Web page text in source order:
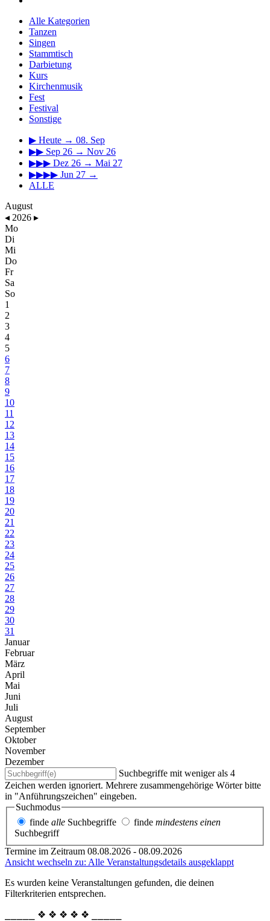
Alle Kategorien
Tanzen
Singen
Stammtisch
Darbietung
Kurs
Kirchenmusik
Fest
Festival
Sonstige
▶ Heute → 08. Sep
▶▶ Sep 26 → Nov 26
▶▶▶ Dez 26 → Mai 27
▶▶▶▶ Jun 27 →
ALLE
August
◂ 2026 ▸
Mo
Di
Mi
Do
Fr
Sa
So
1
2
3
4
5
6
7
8
9
10
11
12
13
14
15
16
17
18
19
20
21
22
23
24
25
26
27
28
29
30
31
Januar
Februar
März
April
Mai
Juni
Juli
August
September
Oktober
November
Dezember
Suchbegriffe mit weniger als 4
Zeichen werden ignoriert. Mehrere zusammengehörige Wörter bitte
in "Anführungszeichen" eingeben.
Suchmodus
finde alle Suchbegriffe finde mindestens einen
Suchbegriff
Termine im Zeitraum 08.08.2026 - 08.09.2026
Ansicht wechseln zu: Alle Veranstaltungsdetails ausgeklappt
Es wurden keine Veranstaltungen gefunden, die deinen
Filterkriterien entsprechen.
⎯⎯⎯⎯⎯ ❖ ❖ ❖ ❖ ❖ ⎯⎯⎯⎯⎯